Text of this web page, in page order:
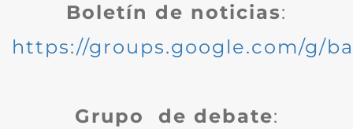
Boletín de noticias:
https://groups.google.com/g/
Grupo de debate: